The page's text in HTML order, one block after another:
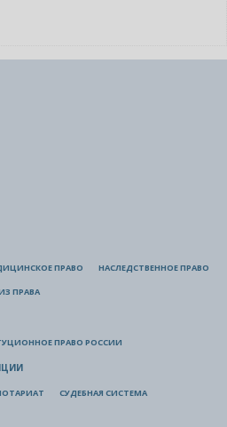
ПРАВО НАСЛЕДСТВЕННОЕ ПРАВО
ПРАВА
ПРАВО РОССИИ
СУДЕБНАЯ СИСТЕМА